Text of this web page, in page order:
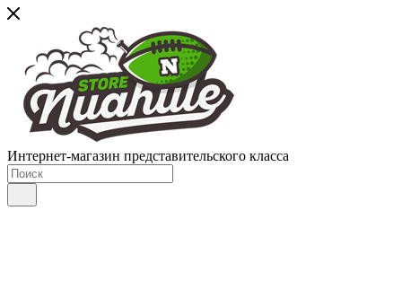
Интернет-магазин представительского класса